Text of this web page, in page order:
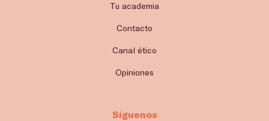
Tu academia
Contacto
Canal ético
Opiniones
Síguenos